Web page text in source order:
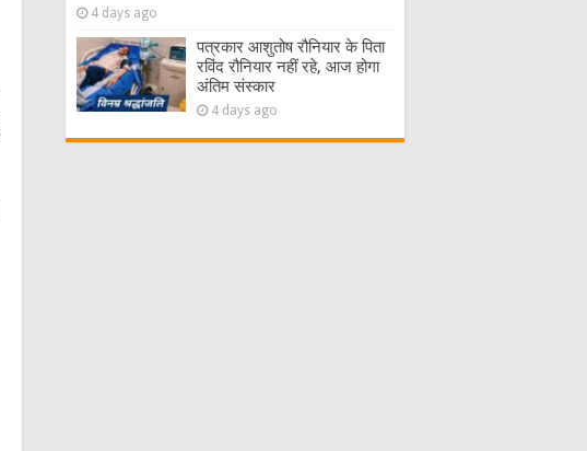
4 days ago
पत्रकार आशुतोष रौनियार के पिता
रविंद रौनियार नहीं रहे, आज होगा
अंतिम संस्कार
4 days ago